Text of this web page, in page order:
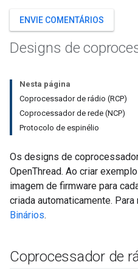
ENVIE COMENTÁRIOS
Designs de
Nesta página
Coprocessador de rádio (RCP)
Coprocessador de rede (NCP)
Protocolo de espinélio
Os designs de
OpenThread. Ao criar
imagem de firmware para
criada automaticamente.
Binários.
Coprocessador de